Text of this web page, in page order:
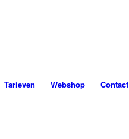
Tarieven Webshop Contact